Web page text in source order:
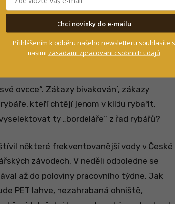
zapotřebí si uvědomit to, že z úhlu
řečeno, ten binec podle „běžných
ovoce“. Zákazy bivakování, zákazy
kteří chtějí jenom v klidu rybařit.
ty „bordeláře“ z řad rybářů?
některé frekventovanější vody v České
závodech. V neděli odpoledne se
až do poloviny pracovního týdne. Jak
PET lahve, nezahrabaná ohniště,
Chci novinky do e-mailu
Přihlášením k odběru našeho newsletteru souhlasíte s
našimi zásadami zpracování osobních údajů